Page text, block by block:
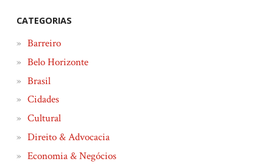
CATEGORIAS
Barreiro
Belo Horizonte
Brasil
Cidades
Cultural
Direito & Advocacia
Economia & Negócios